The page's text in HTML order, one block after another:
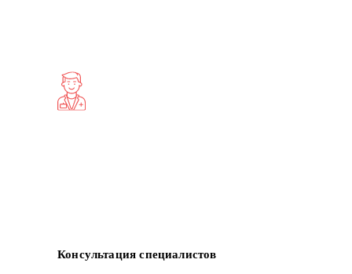
Консультация специалистов